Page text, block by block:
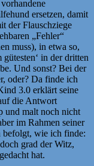
ersetzen, damit
der Flauschziege
„Fehler“
muss), in etwa so,
in der dritten
Und sonst? Bei der
oder? Da finde ich
3.0 erklärt seine
die Antwort
und malt noch nicht
im Rahmen seiner
wie ich finde:
grad der Witz,
hat.